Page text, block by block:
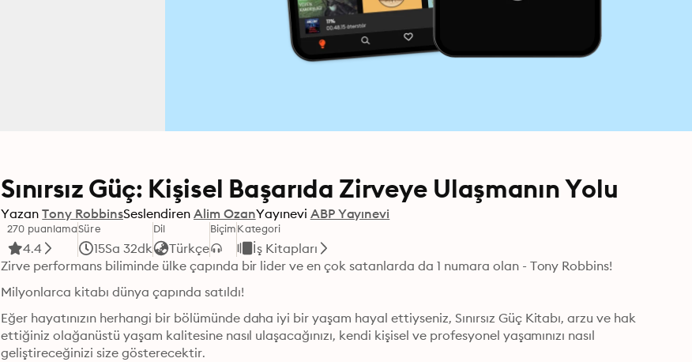
Sınırsız Güç: Kişisel Başarıda Zirveye Ulaşmanın Yolu
Yazan Tony RobbinsSeslendiren Alim OzanYayınevi ABP Yayınevi
270 puanlama
4.4
Süre
15Sa 32dk
Dil
Türkçe
BiçimKategori
İş Kitapları
Zirve performans biliminde ülke çapında bir lider ve en çok satanlarda da 1 numara olan - Tony Robbins!
Milyonlarca kitabı dünya çapında satıldı!
Eğer hayatınızın herhangi bir bölümünde daha iyi bir yaşam hayal ettiyseniz, Sınırsız Güç Kitabı, arzu ve hak
ettiğiniz olağanüstü yaşam kalitesine nasıl ulaşacağınızı, kendi kişisel ve profesyonel yaşamınızı nasıl
geliştireceğinizi size gösterecektir.